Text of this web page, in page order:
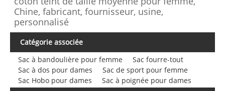
Chine, fabricant, fournisseur, usine,
personnalisé
Catégorie associée
Sac à bandoulière pour femme
Sac fourre-tout
Sac à dos pour dames
Sac de sport pour femme
Sac Hobo pour dames
Sac à poignée pour dames